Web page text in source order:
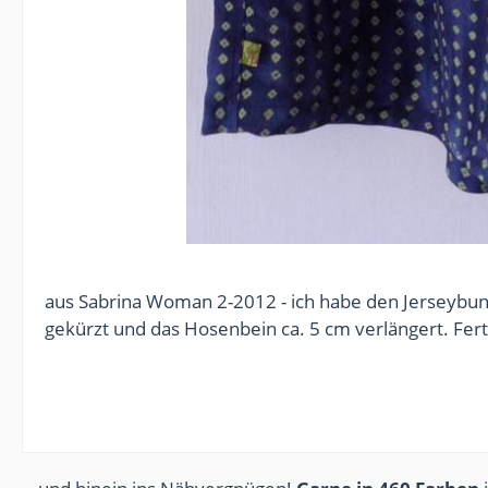
aus Sabrina Woman 2-2012 - ich habe den
gekürzt und das Hosenbein ca. 5 cm verlängert.